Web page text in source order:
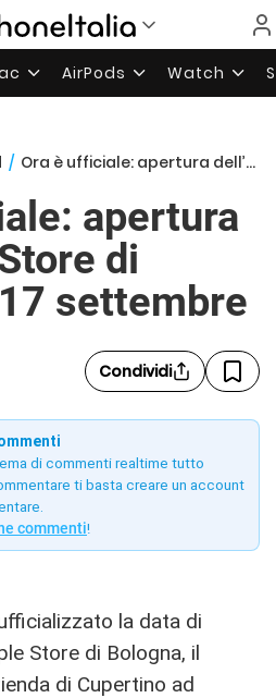
AirPods Watch
/ Ora è ufficiale: apertura dell’Apple Store di Bologna il 17 settembre
apertura
di
settembre
Condividi
di commenti realtime tutto
ti basta creare un account
commenti!
la data di
Store di Bologna, il
di Cupertino ad